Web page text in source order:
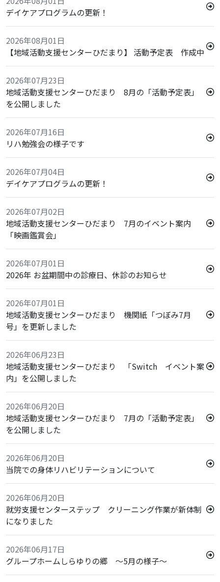
デイケアプログラムの更新！
2026年08月01日
【地域活動支援センターひだまり】 活動予定表 作成中
2026年07月23日
地域活動支援センターひだまり 8月の「活動予定表」
を公開しました
2026年07月16日
リハ勉強会の様子です
2026年07月04日
デイケアプログラムの更新！
2026年07月02日
地域活動支援センターひだまり 7月のイベント案内
「映画鑑賞会」
2026年07月01日
2026年 お盆期間中の診療日、休診のお知らせ
2026年07月01日
地域活動支援センターひだまり 機関紙「つぼみ7月
号」を更新しました
2026年06月23日
地域活動支援センターひだまり 「Switch イベント案
内」を公開しました
2026年06月20日
地域活動支援センターひだまり 7月の「活動予定表」
を公開しました
2026年06月20日
当院での身体リハビリテーションについて
2026年06月20日
就労支援センターステップ クリーニング作業が新体制
になりました
2026年06月17日
グループホームしらゆりの郷 ～5月の様子～